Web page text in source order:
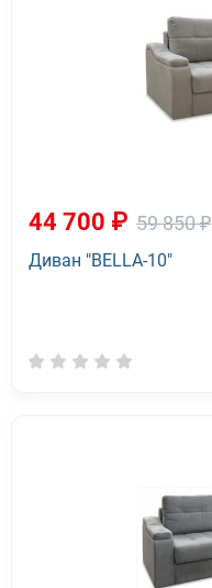
44 700 ₽ 59 850 ₽
Диван "BELLA-10"